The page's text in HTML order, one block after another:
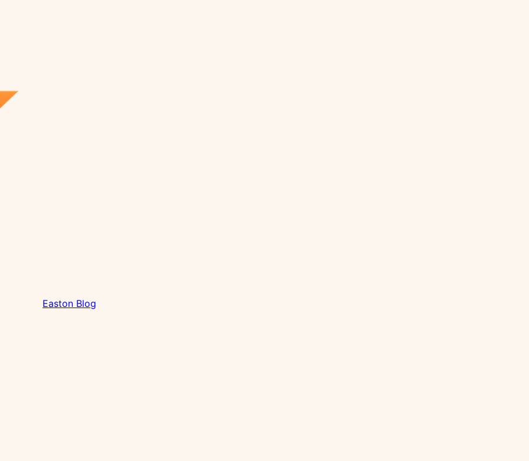
Easton Blog